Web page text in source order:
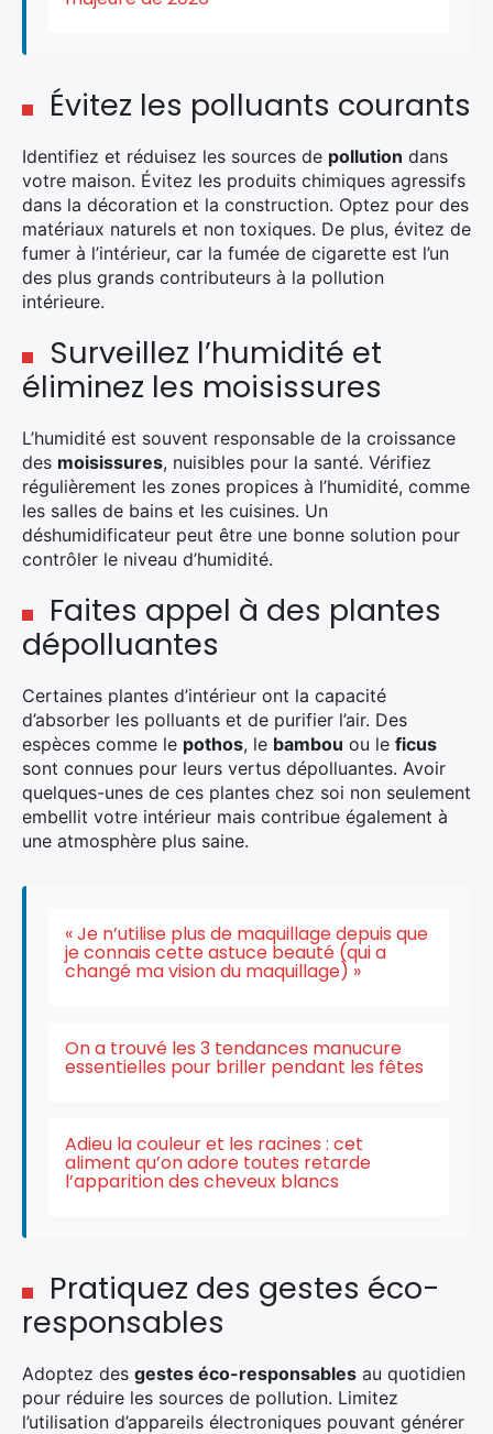
Évitez les polluants courants
Identifiez et réduisez les sources de pollution dans
votre maison. Évitez les produits chimiques agressifs
dans la décoration et la construction. Optez pour des
matériaux naturels et non toxiques. De plus, évitez de
fumer à l’intérieur, car la fumée de cigarette est l’un
des plus grands contributeurs à la pollution
intérieure.
Surveillez l’humidité et
éliminez les moisissures
L’humidité est souvent responsable de la croissance
des moisissures, nuisibles pour la santé. Vérifiez
régulièrement les zones propices à l’humidité, comme
les salles de bains et les cuisines. Un
déshumidificateur peut être une bonne solution pour
contrôler le niveau d’humidité.
Faites appel à des plantes
dépolluantes
Certaines plantes d’intérieur ont la capacité
d’absorber les polluants et de purifier l’air. Des
espèces comme le pothos, le bambou ou le ficus
sont connues pour leurs vertus dépolluantes. Avoir
quelques-unes de ces plantes chez soi non seulement
embellit votre intérieur mais contribue également à
une atmosphère plus saine.
« Je n’utilise plus de maquillage depuis que
je connais cette astuce beauté (qui a
changé ma vision du maquillage) »
On a trouvé les 3 tendances manucure
essentielles pour briller pendant les fêtes
Adieu la couleur et les racines : cet
aliment qu’on adore toutes retarde
l’apparition des cheveux blancs
Pratiquez des gestes éco-
responsables
Adoptez des gestes éco-responsables au quotidien
pour réduire les sources de pollution. Limitez
l’utilisation d’appareils électroniques pouvant générer